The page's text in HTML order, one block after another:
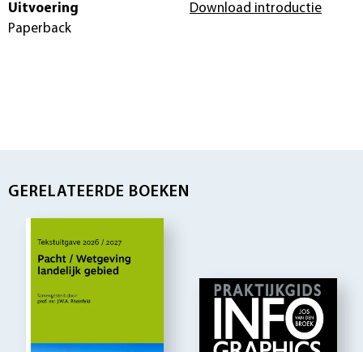
Uitvoering
Paperback
Download introductie
GERELATEERDE BOEKEN